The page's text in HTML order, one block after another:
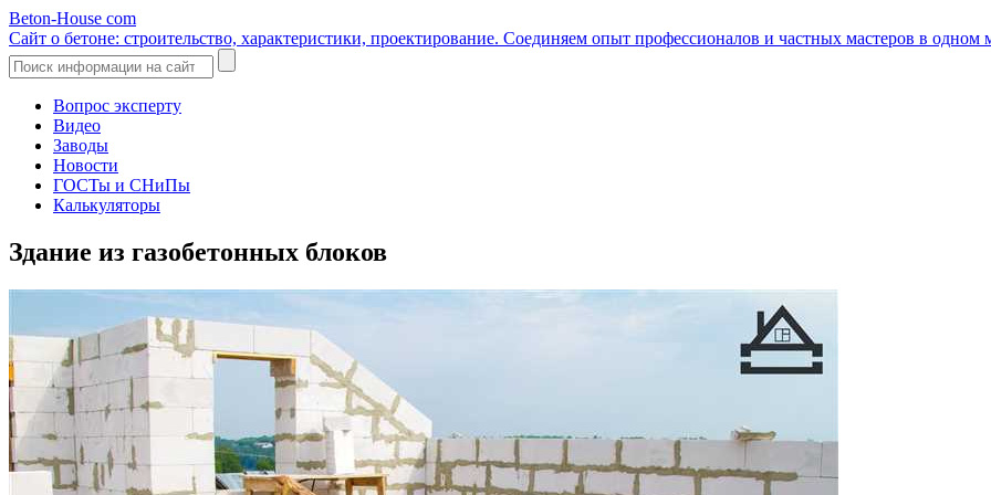
Beton-House com
Сайт о бетоне: строительство, характеристики, проектирование. Соединяем опыт профессионалов и частных мастеров в одном
Вопрос эксперту
Видео
Заводы
Новости
ГОСТы и СНиПы
Калькуляторы
Здание из газобетонных блоков